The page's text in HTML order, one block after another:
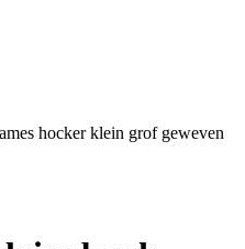
hocker klein grof geweven